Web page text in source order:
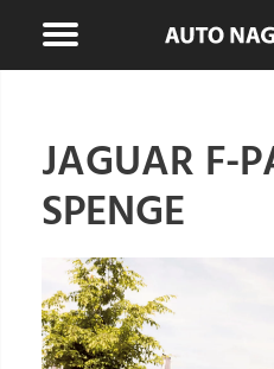
JAGUAR F-
SPENGE